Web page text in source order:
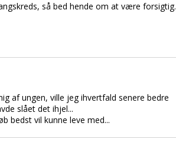
så bed hende om at være forsigtig.
af ungen, ville jeg ihvertfald senere bedre
slået det ihjel...
bedst vil kunne leve med...